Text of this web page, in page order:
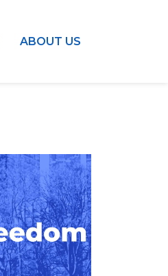
ABOUT US